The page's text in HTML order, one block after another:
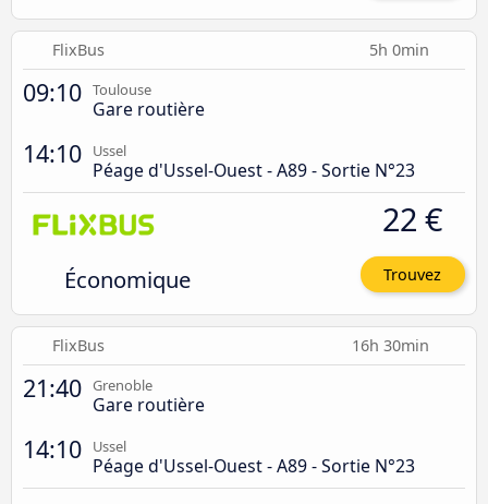
FlixBus 5h 0min
09:10 Toulouse
Gare routière
14:10 Ussel
Péage d'Ussel-Ouest - A89 - Sortie N°23
Économique
22 €
Trouvez
FlixBus 16h 30min
21:40 Grenoble
Gare routière
14:10 Ussel
Péage d'Ussel-Ouest - A89 - Sortie N°23